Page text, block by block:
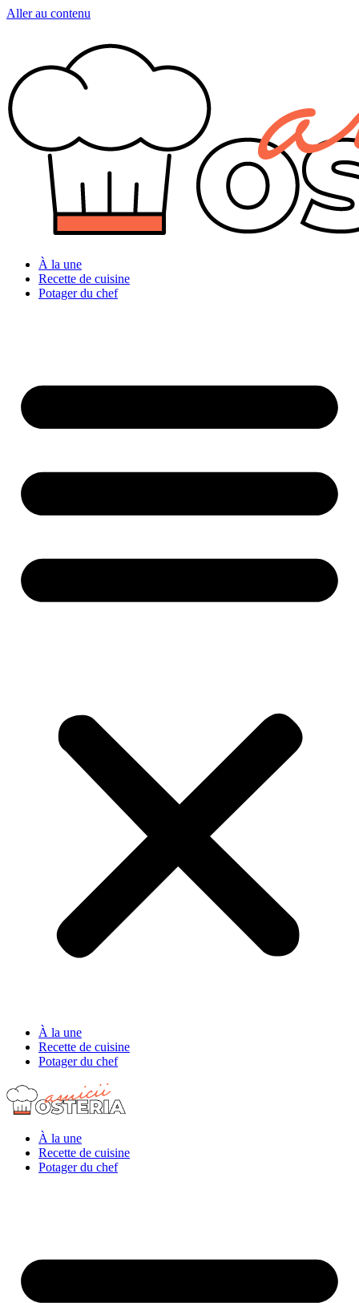
Aller au contenu
À la une
Recette de cuisine
Potager du chef
À la une
Recette de cuisine
Potager du chef
À la une
Recette de cuisine
Potager du chef